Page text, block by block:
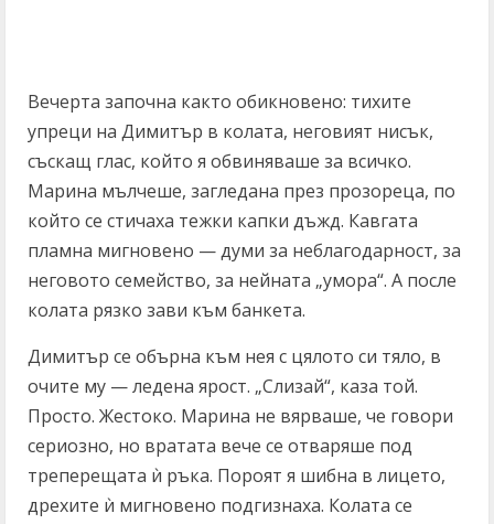
Вечерта започна както обикновено: тихите
упреци на Димитър в колата, неговият нисък,
съскащ глас, който я обвиняваше за всичко.
Марина мълчеше, загледана през прозореца, по
който се стичаха тежки капки дъжд. Кавгата
пламна мигновено — думи за неблагодарност, за
неговото семейство, за нейната „умора“. А после
колата рязко зави към банкета.
Димитър се обърна към нея с цялото си тяло, в
очите му — ледена ярост. „Слизай“, каза той.
Просто. Жестоко. Марина не вярваше, че говори
сериозно, но вратата вече се отваряше под
треперещата ѝ ръка. Пороят я шибна в лицето,
дрехите ѝ мигновено подгизнаха. Колата се